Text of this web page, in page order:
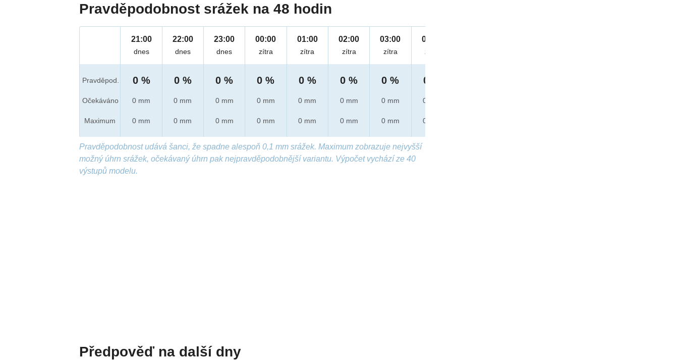
Pravděpodobnost srážek na 48 hodin
Pravděpod.
Očekáváno
Maximum
21:00
dnes
0 %
0 mm
0 mm
22:00
dnes
0 %
0 mm
0 mm
23:00
dnes
0 %
0 mm
0 mm
00:00
zítra
0 %
0 mm
0 mm
01:00
zítra
0 %
0 mm
0 mm
02:00
zítra
0 %
0 mm
0 mm
03:00
zítra
0 %
0 mm
0 mm
04:00
zítra
0 %
0 mm
0 mm
Pravděpodobnost udává šanci, že spadne alespoň 0,1 mm srážek. Maximum zobrazuje nejvyšší
možný úhrn srážek, očekávaný úhrn pak nejpravděpodobnější variantu. Výpočet vychází ze 40
výstupů modelu.
Předpověď na další dny